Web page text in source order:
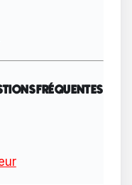
FRÉQUENTES